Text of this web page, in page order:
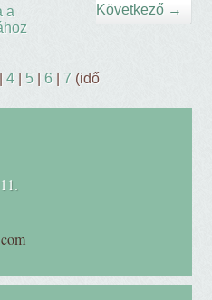
Következő →
a
|4 5 |6 |7 (idő